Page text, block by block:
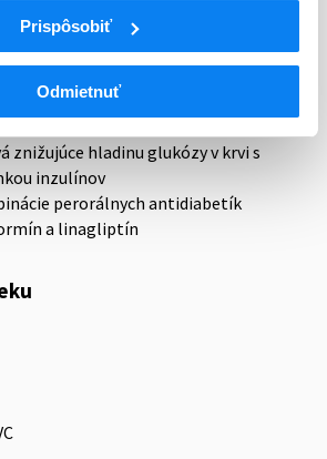
Prispôsobiť
Odmietnuť
INZULÍNU)
TRAKT A METABOLIZMUS
znižujúce hladinu glukózy v krvi s
inzulínov
perorálnych antidiabetík
a linagliptín